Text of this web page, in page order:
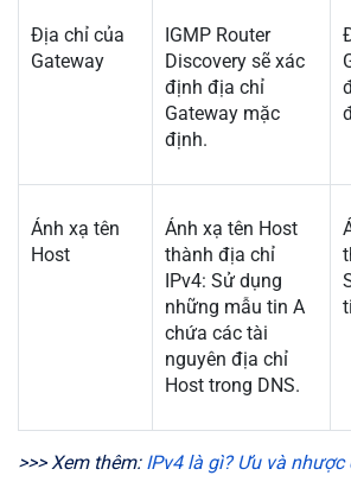
Địa chỉ của
Gateway
IGMP Router
Discovery sẽ xác
định địa chỉ
Gateway mặc
định.
Ánh xạ tên
Host
Ánh xạ tên Host
thành địa chỉ
IPv4: Sử dụng
những mẫu tin A
chứa các tài
nguyên địa chỉ
Host trong DNS.
>>> Xem thêm: IPv4 là gì? Ưu và